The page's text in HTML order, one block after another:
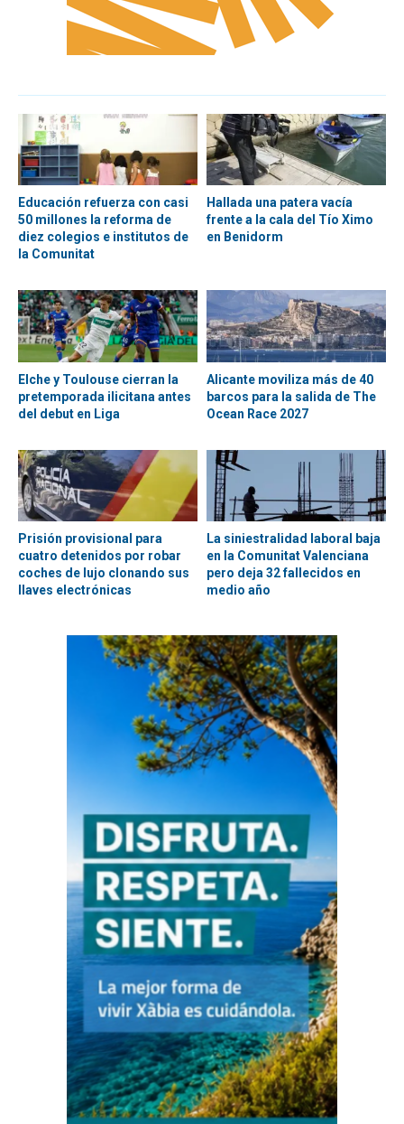
Educación refuerza con casi
50 millones la reforma de
diez colegios e institutos de
la Comunitat
Hallada una patera vacía
frente a la cala del Tío Ximo
en Benidorm
Elche y Toulouse cierran la
pretemporada ilicitana antes
del debut en Liga
Alicante moviliza más de 40
barcos para la salida de The
Ocean Race 2027
Prisión provisional para
cuatro detenidos por robar
coches de lujo clonando sus
llaves electrónicas
La siniestralidad laboral baja
en la Comunitat Valenciana
pero deja 32 fallecidos en
medio año